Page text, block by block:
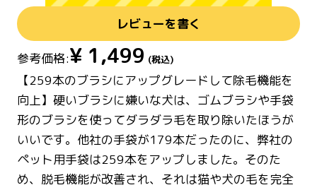
レビューを書く
参考価格:¥ 1,499 (税込)
【259本のブラシにアップグレードして除毛機能を
向上】硬いブラシに嫌いな犬は、ゴムブラシや手袋
形のブラシを使ってダラダラ毛を取り除いたほうが
いいです。他社の手袋が179本だったのに、弊社の
ペット用手袋は259本をアップしました。そのた
め、脱毛機能が改善され、それは猫や犬の毛を完全